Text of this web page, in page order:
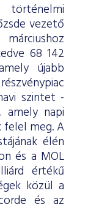
vezető
68 142
újabb
szintet -
napi
felel meg. A
élén
és a MOL
értékű
közül a
és az